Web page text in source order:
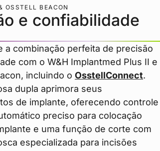
OSSTELL BEACON
e confiabilidade
a combinação perfeita de precisão
com o W&H Implantmed Plus II e
incluindo o OsstellConnect.
dupla aprimora seus
de implante, oferecendo controle
preciso para colocação
e uma função de corte com
especializada para incisões